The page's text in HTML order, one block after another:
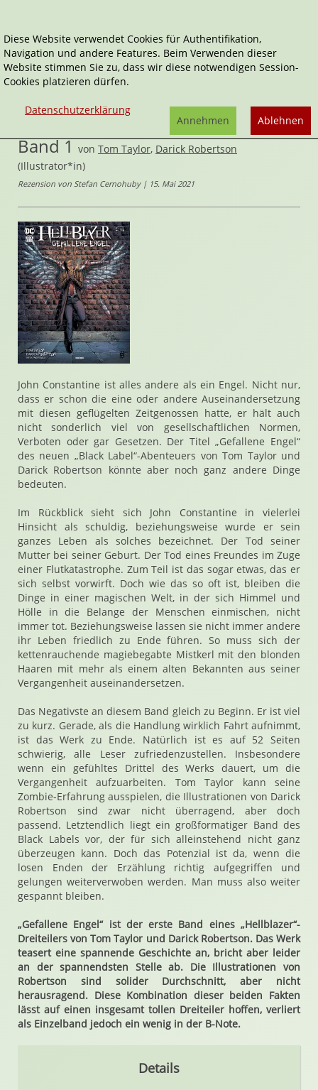
Home
Comics
John Constantine: Gefallene Engel, Band 1
John Constantine - Hellblazer
John Constantine: Gefallene Engel,
Band 1 von Tom Taylor, Darick Robertson
(Illustrator*in)
Rezension von Stefan Cernohuby | 15. Mai 2021
John Constantine ist alles andere als ein Engel. Nicht nur,
dass er schon die eine oder andere Auseinandersetzung
mit diesen geflügelten Zeitgenossen hatte, er hält auch
nicht sonderlich viel von gesellschaftlichen Normen,
Verboten oder gar Gesetzen. Der Titel „Gefallene Engel“
des neuen „Black Label“-Abenteuers von Tom Taylor und
Darick Robertson könnte aber noch ganz andere Dinge
bedeuten.
Im Rückblick sieht sich John Constantine in vielerlei
Hinsicht als schuldig, beziehungsweise wurde er sein
ganzes Leben als solches bezeichnet. Der Tod seiner
Mutter bei seiner Geburt. Der Tod eines Freundes im Zuge
einer Flutkatastrophe. Zum Teil ist das sogar etwas, das er
sich selbst vorwirft. Doch wie das so oft ist, bleiben die
Dinge in einer magischen Welt, in der sich Himmel und
Hölle in die Belange der Menschen einmischen, nicht
immer tot. Beziehungsweise lassen sie nicht immer andere
ihr Leben friedlich zu Ende führen. So muss sich der
kettenrauchende magiebegabte Mistkerl mit den blonden
Haaren mit mehr als einem alten Bekannten aus seiner
Vergangenheit auseinandersetzen.
Das Negativste an diesem Band gleich zu Beginn. Er ist viel
zu kurz. Gerade, als die Handlung wirklich Fahrt aufnimmt,
ist das Werk zu Ende. Natürlich ist es auf 52 Seiten
schwierig, alle Leser zufriedenzustellen. Insbesondere
wenn ein gefühltes Drittel des Werks dauert, um die
Vergangenheit aufzuarbeiten. Tom Taylor kann seine
Zombie-Erfahrung ausspielen, die Illustrationen von Darick
Robertson sind zwar nicht überragend, aber doch
passend. Letztendlich liegt ein großformatiger Band des
Black Labels vor, der für sich alleinstehend nicht ganz
überzeugen kann. Doch das Potenzial ist da, wenn die
losen Enden der Erzählung richtig aufgegriffen und
gelungen weiterverwoben werden. Man muss also weiter
gespannt bleiben.
„Gefallene Engel“ ist der erste Band eines „Hellblazer“-
Dreiteilers von Tom Taylor und Darick Robertson. Das Werk
teasert eine spannende Geschichte an, bricht aber leider
an der spannendsten Stelle ab. Die Illustrationen von
Robertson sind solider Durchschnitt, aber nicht
herausragend. Diese Kombination dieser beiden Fakten
lässt auf einen insgesamt tollen Dreiteiler hoffen, verliert
als Einzelband jedoch ein wenig in der B-Note.
Details
Diese Website verwendet Cookies für Authentifikation,
Navigation und andere Features. Beim Verwenden dieser
Website stimmen Sie zu, dass wir diese notwendigen Session-
Cookies platzieren dürfen.
Datenschutzerklärung
Ablehnen
Annehmen